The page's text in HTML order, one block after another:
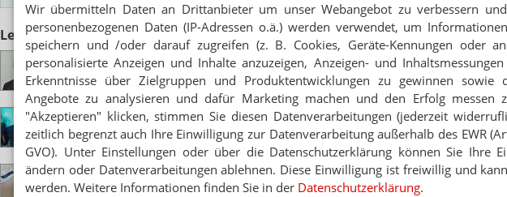
Wir übermitteln Daten an Drittanbieter um unser Webangebot zu verbessern
personenbezogenen Daten (IP-Adressen o.ä.) werden verwendet, um
speichern und /oder darauf zugreifen (z. B. Cookies, Geräte-Kennungen oder
personalisierte Anzeigen und Inhalte anzuzeigen, Anzeigen- und
Erkenntnisse über Zielgruppen und Produktentwicklungen zu gewinnen sowie
Angebote zu analysieren und dafür Marketing machen und den Erfolg messen
"Akzeptieren" klicken, stimmen Sie diesen Datenverarbeitungen (jederzeit
zeitlich begrenzt auch Ihre Einwilligung zur Datenverarbeitung außerhalb des EWR
GVO). Unter Einstellungen oder über die Datenschutzerklärung können Sie Ihre
ändern oder Datenverarbeitungen ablehnen. Diese Einwilligung ist freiwillig und
werden. Weitere Informationen finden Sie in der Datenschutzerklärung.
Lesen Sie auch
ANTIGENTESTS
Hartmann: 60 Cent statt 40 Cent
WEGEN WUCHERPREISEN
40 Cent: BMG deckelt Spanne für Antigentests
SO LÄUFT ES IN APOTHEKEN
Antigentests: Engpässe lassen Preise explodieren